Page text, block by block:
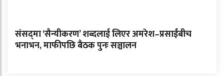
संसद्‌मा ‘सैन्यीकरण’ शब्दलाई लिएर अमरेश–प्रसाईंबीच
भनाभन, माफीपछि बैठक पुनः सञ्चालन